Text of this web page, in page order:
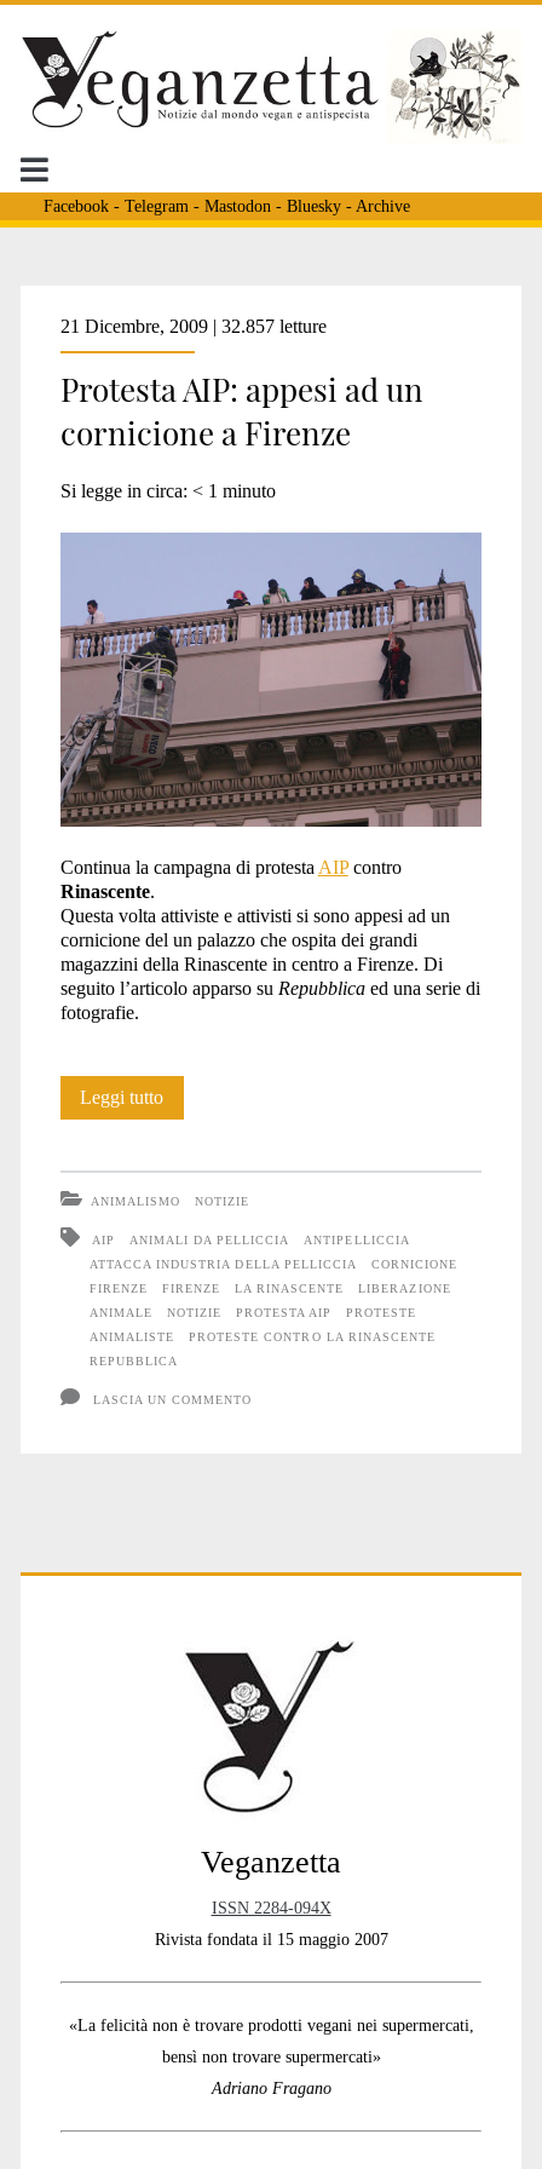
Facebook- Telegram - Mastodon - Bluesky- Archive
Tag:
<span>protesta
aip</span>
21 Dicembre, 2009 | 32.857 letture
Protesta AIP: appesi ad un
cornicione a Firenze
Si legge in circa: < 1 minuto
Continua la campagna di protesta AIPcontro
Rinascente.
Questa volta attiviste e attivisti si sono appesi ad un
cornicione del un palazzo che ospita dei grandi
magazzini della Rinascente in centro a Firenze. Di
seguito l’articolo apparso su Repubblicaed una serie di
fotografie.
Leggi tuttoProtesta
un
cornicione
a
Firenze
ANIMALISMO NOTIZIE
AIP ANIMALI DA PELLICCIA
ANTIPELLICCIA
ATTACCA INDUSTRIA DELLA PELLICCIA
CORNICIONE
FIRENZE
FIRENZE LA RINASCENTE
LIBERAZIONE
ANIMALE
NOTIZIE PROTESTA AIP
PROTESTE
ANIMALISTE
PROTESTE CONTRO LA RINASCENTE
REPUBBLICA
LASCIA UN COMMENTO
Primary
Veganzetta
ISSN 2284-094X
Rivista fondata il 15 maggio 2007
«La felicità non è trovare prodotti vegani nei supermercati,
bensì non trovare supermercati»
Adriano Fragano